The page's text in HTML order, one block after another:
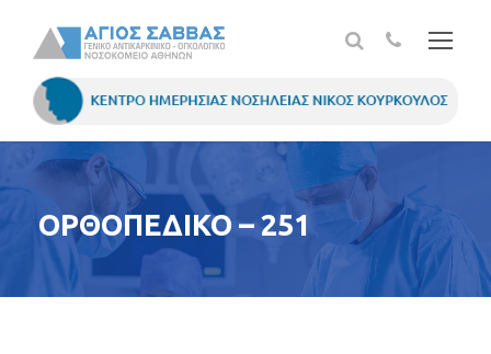
ΟΡΘΟΠΕΔΙΚΟ – 251